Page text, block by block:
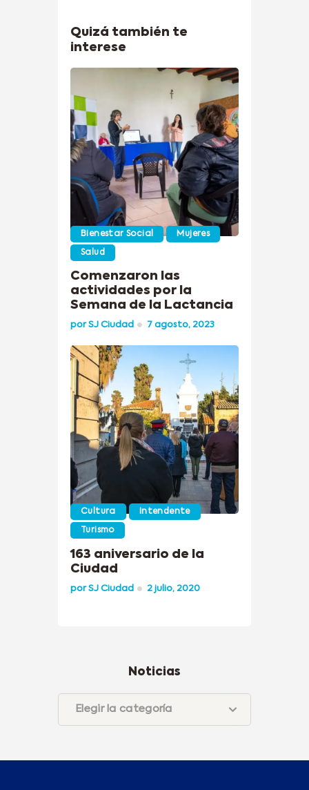
Quizá también te
interese
Bienestar Social Mujeres
Salud
Comenzaron las
actividades por la
Semana de la Lactancia
porSJ Ciudad 7 agosto, 2023
Cultura Intendente
Turismo
163 aniversario de la
Ciudad
porSJ Ciudad 2 julio, 2020
Noticias